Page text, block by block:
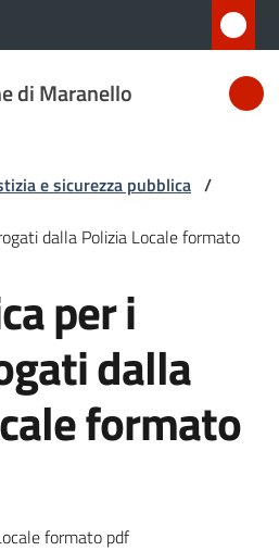
di Maranello
e sicurezza pubblica /
dalla Polizia Locale formato
per i
dalla
formato
formato pdf